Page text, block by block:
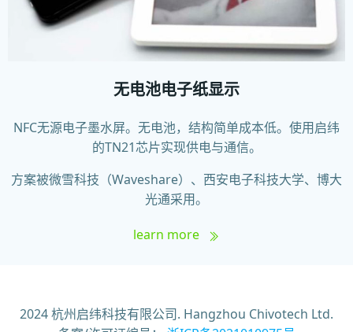
无电池电子纸显示
NFC无源电子墨水屏。无电池，结构简单成本低。使用启纬
的TN21芯片实现供电与通信。
方案被微雪科技（Waveshare）、西安电子科技大学、博大
光通采用。
learn more
2024 杭州启纬科技有限公司. Hangzhou Chivotech Ltd.